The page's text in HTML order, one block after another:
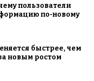
пользователи
по-новому
быстрее, чем
новым ростом